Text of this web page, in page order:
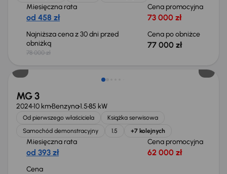
Miesięczna rata
od 458 zł
Cena promocyjna
73 000 zł
Najniższa cena z 30 dni przed
obniżką
78 000 zł
Cena po obniżce
77 000 zł
Możliwość odliczenia VAT
MG 3
202410 kmBenzyna1.585 kW
Od pierwszego właściciela
Książka serwisowa
Samochód demonstracyjny
1.5 +7 kolejnych
Miesięczna rata
od 393 zł
Cena promocyjna
62 000 zł
Cena